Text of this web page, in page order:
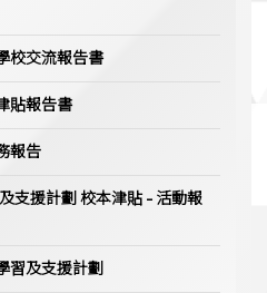
校交流報告書
貼報告書
報告
支援計劃 校本津貼 - 活動報
習及支援計劃